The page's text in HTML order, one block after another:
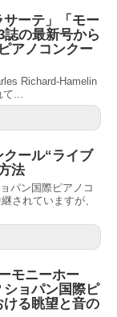
サーテ」「モー
の最新号から
アノコンクー
Richard-Hamelin
...
ール“ライブ
法
パン国際ピアノコ
されていますが、
モニーホー
ョパン国際ピ
る眺望と音の